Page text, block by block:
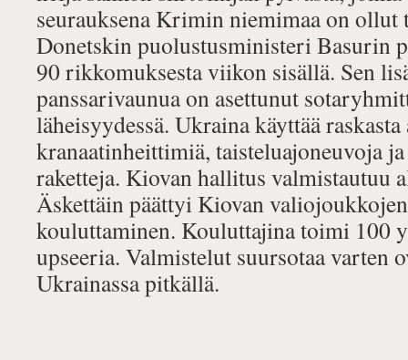
seurauksena Krimin niemimaa on ollut
Donetskin puolustusministeri Basurin
90 rikkomuksesta viikon sisällä. Sen
panssarivaunua on asettunut
läheisyydessä. Ukraina käyttää
kranaatinheittimiä, taisteluajoneuvoja ja
raketteja. Kiovan hallitus valmistautuu
Äskettäin päättyi Kiovan valiojoukkojen
kouluttaminen. Kouluttajina toimi 100
upseeria. Valmistelut suursotaa varten
Ukrainassa pitkällä.